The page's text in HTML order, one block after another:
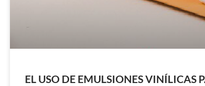
EL USO DE EMULSIONES VINÍLICAS